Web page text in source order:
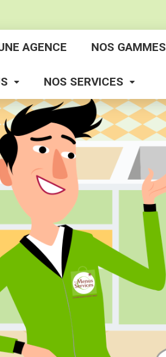
AGENCE NOS GAMMES
NOS SERVICES